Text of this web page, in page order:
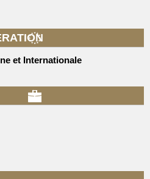
et Internationale